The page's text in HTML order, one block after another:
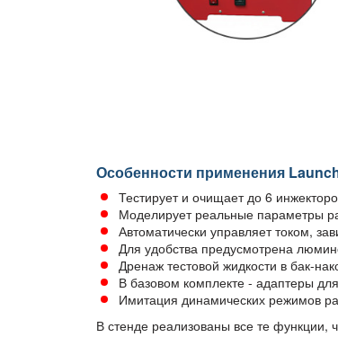
Особенности применения
Тестирует и очищает до 6
Моделирует реальные параметры
Автоматически управляет током,
Для удобства предусмотрена
Дренаж тестовой жидкости в бак-
В базовом комплекте - адаптеры
Имитация динамических режимов
В стенде реализованы все те функции,